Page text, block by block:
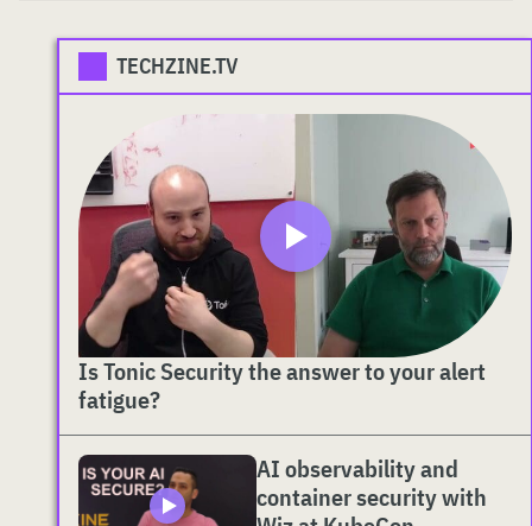
TECHZINE.TV
Is Tonic Security the answer to your alert
fatigue?
AI observability and
container security with